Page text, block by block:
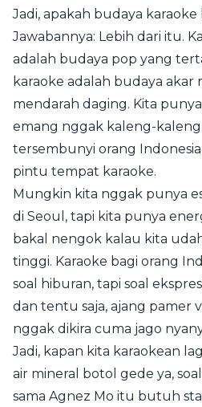
Jadi, apakah budaya karaoke
Jawabannya: Lebih dari itu.
adalah budaya pop yang
karaoke adalah budaya
mendarah daging. Kita
emang nggak kaleng-
tersembunyi orang
pintu tempat karaoke.
Mungkin kita nggak punya
di Seoul, tapi kita punya
bakal nengok kalau kita
tinggi. Karaoke bagi orang
soal hiburan, tapi soal
dan tentu saja, ajang pamer
nggak dikira cuma jago
Jadi, kapan kita karaokean
air mineral botol gede ya,
sama Agnez Mo itu butuh